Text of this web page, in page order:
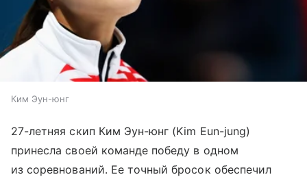
Ким Эун-юнг
27-летняя скип Ким Эун-юнг (Kim Eun-jung)
принесла своей команде победу в одном
из соревнований. Ее точный бросок обеспечил